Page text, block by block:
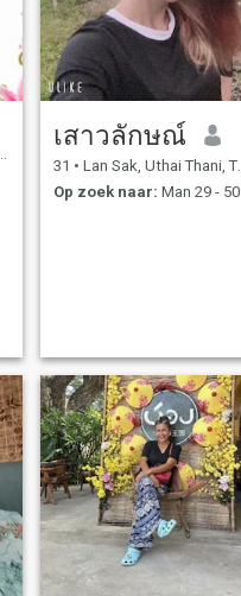
เสาวลักษณ์
31 • Lan Sak, Uthai Thani, Thailand
Op zoek naar: Man 29 - 50